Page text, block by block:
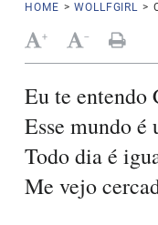
HOME > WOLLFGIRL >
+ -
Eu te
Esse mundo é
Todo dia é
Me vejo